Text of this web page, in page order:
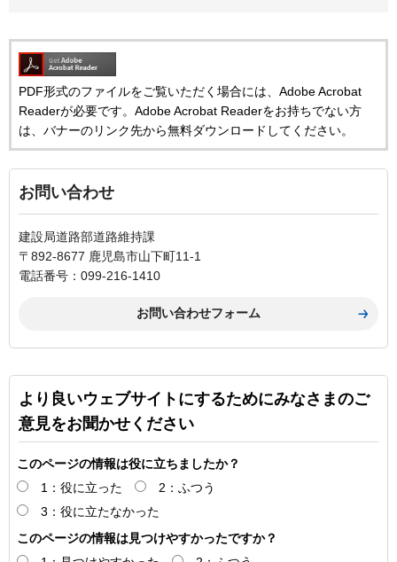
PDF形式のファイルをご覧いただく場合には、Adobe Acrobat
Readerが必要です。Adobe Acrobat Readerをお持ちでない方
は、バナーのリンク先から無料ダウンロードしてください。
お問い合わせ
建設局道路部道路維持課
〒892-8677 鹿児島市山下町11-1
電話番号：099-216-1410
より良いウェブサイトにするためにみなさまのご
意見をお聞かせください
このページの情報は役に立ちましたか？
1：役に立った
2：ふつう
3：役に立たなかった
このページの情報は見つけやすかったですか？